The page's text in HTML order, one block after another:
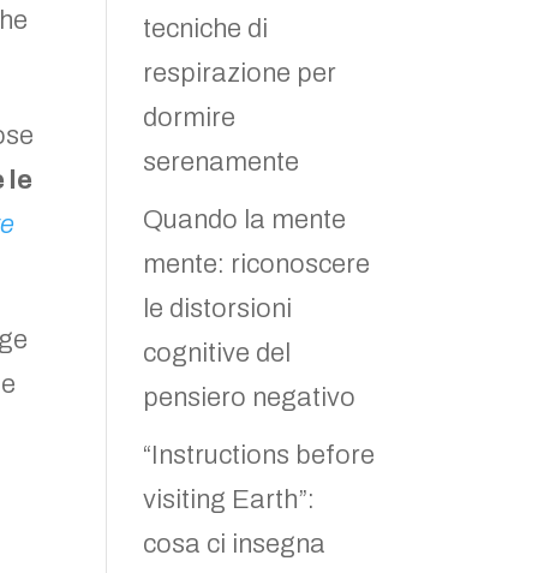
le
tecniche di
respirazione per
dormire
serenamente
Quando la mente
mente: riconoscere
le distorsioni
cognitive del
pensiero negativo
“Instructions before
visiting Earth”:
cosa ci insegna